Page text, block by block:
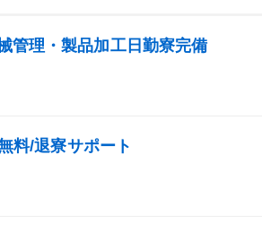
管理・製品加工日勤寮完備
料/退寮サポート